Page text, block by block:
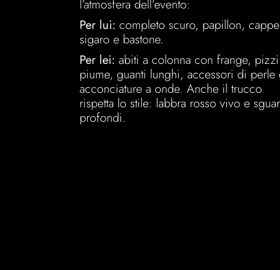
l’atmosfera dell’evento:
Per lui: completo scuro, papillon,
sigaro e bastone.
Per lei: abiti a colonna con frange,
piume, guanti lunghi, accessori di perle
acconciature a onde. Anche il trucco
rispetta lo stile: labbra rosso vivo e
profondi.